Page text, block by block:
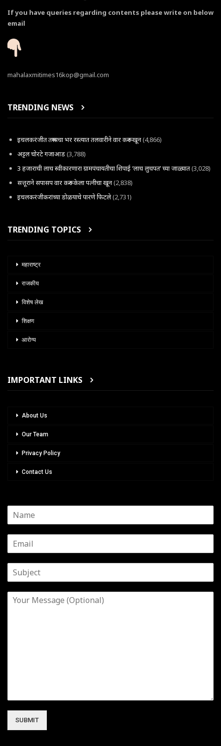
If you have queries regarding contents please write on below
email
mahalaxmitimes16kop@gmail.com
TRENDING NEWS
इचलकरंजीत तरूणाचा भर रस्त्यात तलवारीने वार करून खून(4,866)
अट्टल चोरटे गजाआड(3,788)
3 हजाराची लाच स्वीकारणारा ग्रामपंचायतीचा शिपाई ‘लाच लुचपत’ च्या जाळ्यात(3,028)
सत्तूराने सपासप वार करून केला पत्नीचा खून(2,838)
इचलकरंजीकरांच्या डोळयाचे पारणे फिटले(2,731)
TRENDING TOPICS
महाराष्ट्र
राजकीय
विशेष लेख
शिक्षण
आरोग्य
IMPORTANT LINKS
About Us
Our Team
Privacy Policy
Contact Us
SUBMIT